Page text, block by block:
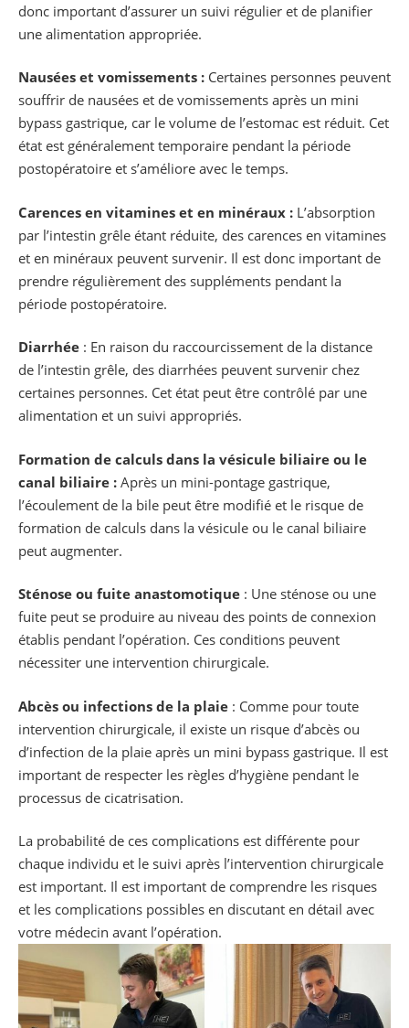
donc important d’assurer un suivi régulier et de planifier
une alimentation appropriée.
Nausées et vomissements : Certaines personnes peuvent
souffrir de nausées et de vomissements après un mini
bypass gastrique, car le volume de l’estomac est réduit. Cet
état est généralement temporaire pendant la période
postopératoire et s’améliore avec le temps.
Carences en vitamines et en minéraux : L’absorption
par l’intestin grêle étant réduite, des carences en vitamines
et en minéraux peuvent survenir. Il est donc important de
prendre régulièrement des suppléments pendant la
période postopératoire.
Diarrhée : En raison du raccourcissement de la distance
de l’intestin grêle, des diarrhées peuvent survenir chez
certaines personnes. Cet état peut être contrôlé par une
alimentation et un suivi appropriés.
Formation de calculs dans la vésicule biliaire ou le
canal biliaire : Après un mini-pontage gastrique,
l’écoulement de la bile peut être modifié et le risque de
formation de calculs dans la vésicule ou le canal biliaire
peut augmenter.
Sténose ou fuite anastomotique : Une sténose ou une
fuite peut se produire au niveau des points de connexion
établis pendant l’opération. Ces conditions peuvent
nécessiter une intervention chirurgicale.
Abcès ou infections de la plaie : Comme pour toute
intervention chirurgicale, il existe un risque d’abcès ou
d’infection de la plaie après un mini bypass gastrique. Il est
important de respecter les règles d’hygiène pendant le
processus de cicatrisation.
La probabilité de ces complications est différente pour
chaque individu et le suivi après l’intervention chirurgicale
est important. Il est important de comprendre les risques
et les complications possibles en discutant en détail avec
votre médecin avant l’opération.